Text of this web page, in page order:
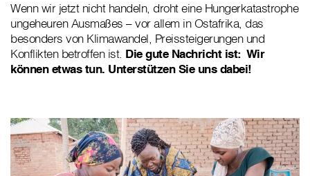
Wenn wir jetzt nicht handeln, droht eine Hungerkatastrophe
ungeheuren Ausmaßes – vor allem in Ostafrika, das
besonders von Klimawandel, Preissteigerungen und
Konflikten betroffen ist. Die gute Nachricht ist: Wir
können etwas tun. Unterstützen Sie uns dabei!